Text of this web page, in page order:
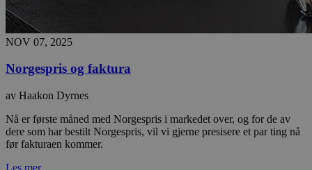
NOV 07, 2025
Norgespris og faktura
av Haakon Dyrnes
Nå er første måned med Norgespris i markedet over, og for de av
dere som har bestilt Norgespris, vil vi gjerne presisere et par ting nå
før fakturaen kommer.
Les mer